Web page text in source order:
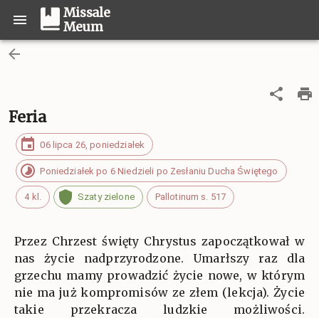
Missale
Meum
Feria
06 lipca 26, poniedziałek
Poniedziałek po 6 Niedzieli po Zesłaniu Ducha Świętego
4 kl. Szaty zielone Pallotinum s. 517
Przez Chrzest święty Chrystus zapoczątkował w
nas życie nadprzyrodzone. Umarłszy raz dla
grzechu mamy prowadzić życie nowe, w którym
nie ma już kompromisów ze złem (lekcja). Życie
takie przekracza ludzkie możliwości.